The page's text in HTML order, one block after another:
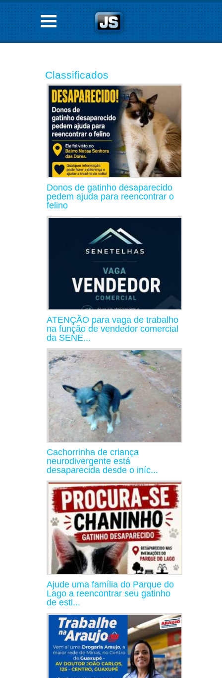
Classificados
Donos de gatinho desaparecido
pedem ajuda para reencontrar o
felino
ATENÇÃO para vaga de trabalho
na função de vendedor comercial
da SENE...
Cachorrinha de criança
neurodivergente está
desaparecida desde o iníc...
Ajude uma família do Parque do
Lago a reencontrar seu gatinho
de esti...